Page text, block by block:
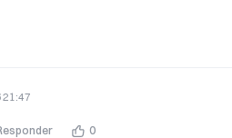
21:47
0